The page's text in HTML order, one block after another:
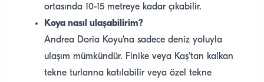
ortasında 10-15 metreye kadar çıkabilir.
Koya nasıl ulaşabilirim?
Andrea Doria Koyu'na sadece deniz yoluyla
ulaşım mümkündür. Finike veya Kaş'tan kalkan
tekne turlarına katılabilir veya özel tekne